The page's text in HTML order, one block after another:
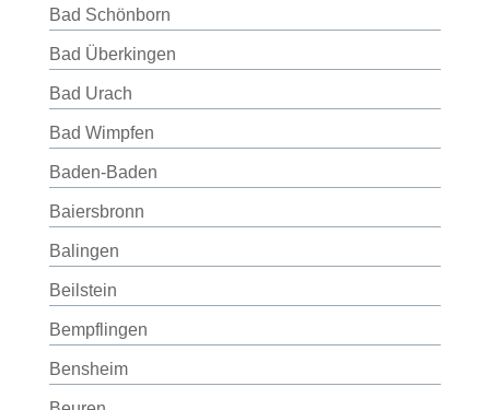
Bad Schönborn
Bad Überkingen
Bad Urach
Bad Wimpfen
Baden-Baden
Baiersbronn
Balingen
Beilstein
Bempflingen
Bensheim